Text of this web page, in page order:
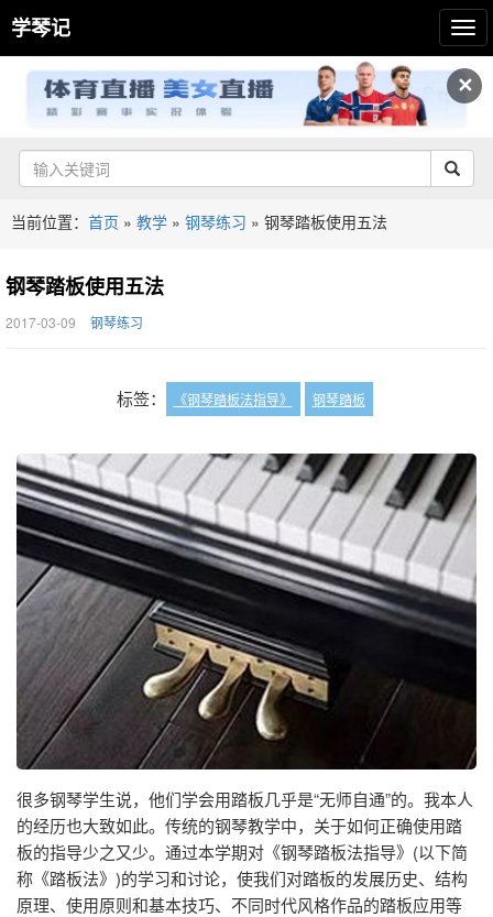
✕
学琴记
当前位置： 首页 » 教学 » 钢琴练习 » 钢琴踏板使用五法
钢琴踏板使用五法
2017-03-09 钢琴练习
标签： 《钢琴踏板法指导》 钢琴踏板
很多钢琴学生说，他们学会用踏板几乎是“无师自通”的。我本人
的经历也大致如此。传统的钢琴教学中，关于如何正确使用踏
板的指导少之又少。通过本学期对《钢琴踏板法指导》(以下简
称《踏板法》)的学习和讨论，使我们对踏板的发展历史、结构
原理、使用原则和基本技巧、不同时代风格作品的踏板应用等